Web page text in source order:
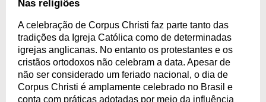
Nas religiões
A celebração de Corpus Christi faz parte tanto das
tradições da Igreja Católica como de determinadas
igrejas anglicanas. No entanto os protestantes e os
cristãos ortodoxos não celebram a data. Apesar de
não ser considerado um feriado nacional, o dia de
Corpus Christi é amplamente celebrado no Brasil e
conta com práticas adotadas por meio da influência